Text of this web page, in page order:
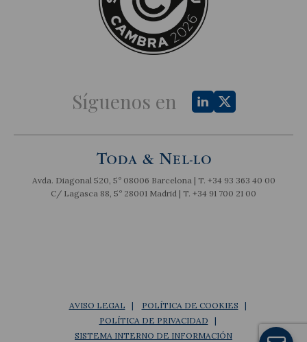
Síguenos en
Avda. Diagonal 520, 5º 08006 Barcelona | T. +34 93 363 40 00
C/ Lagasca 88, 5º 28001 Madrid | T. +34 91 700 21 00
AVISO LEGAL
POLÍTICA DE COOKIES
POLÍTICA DE PRIVACIDAD
SISTEMA INTERNO DE INFORMACIÓN